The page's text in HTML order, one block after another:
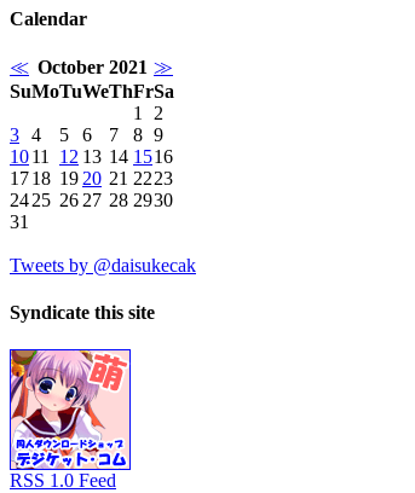
Calendar
≪ October 2021 ≫
SuMoTuWeThFrSa
1
2
3 4 5 6 7 8 9
1011 12 13 14 1516
1718 19 20 21 2223
2425 26 27 28 2930
31
Tweets by @daisukecak
Syndicate this site
RSS 1.0 Feed